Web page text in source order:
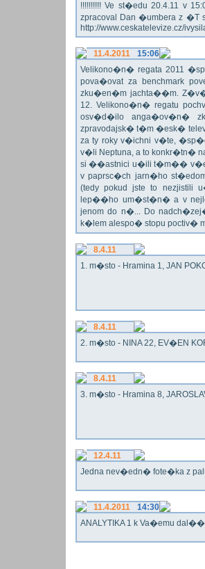
!!!!!!!!!! Ve st�edu 20.4.11 v
zpracoval Dan �umbera z
http://www.ceskatelevize.cz/
11.4.2011
15:06
Velikono�n� regata 2011
pova�ovat za benchmark
zku�en�m jachta��m.
12. Velikono�n� regatu
osv�d�ilo anga�ov�n�
zpravodajsk� t�m �esk�
za ty roky v�ichni v�te,
v�li Neptuna, a to konkr�tn�
si ��astnici u�ili t�m��
v paprsc�ch jarn�ho
(tedy pokud jste to
lep��ho um�st�n� a v
jenom do n�... Do
k�lem alespo� stopu poctiv�
8.4.11
1. m�sto - Hramina 1, JAN
8.4.11
2. m�sto - NINA 22, EV�EN
8.4.11
3. m�sto - Hramina 8,
12.4.11
Jedna nev�edn� fote�ka z
11.4.2011
14:30
ANALYTIKA 1 k Va�emu